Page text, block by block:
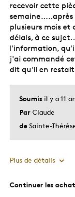
Soumis il y a 11
Par Claude
de Sainte-
recevoir cette
plusieurs mois et
délais, à ce
l'information,
j'ai commandé
dit qu'il en
Plus de détails
Le pour
Continuer les